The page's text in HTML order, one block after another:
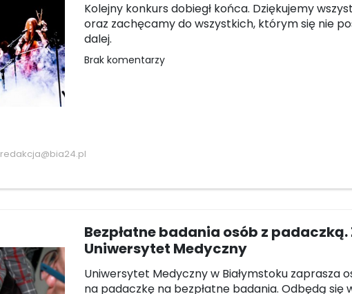
Kolejny konkurs dobiegł końca. Dziękujemy
oraz zachęcamy do wszystkich, którym się nie
dalej.
Brak komentarzy
redakcja@bia24.pl
Bezpłatne badania osób z
Uniwersytet Medyczny
Uniwersytet Medyczny w Białymstoku zaprasza
na padaczkę na bezpłatne badania. Odbędą się